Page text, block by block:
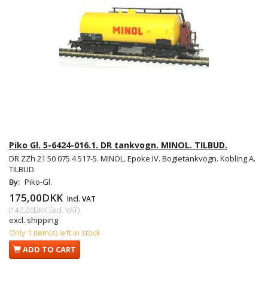
Piko Gl. 5-6424-016.1. DR tankvogn. MINOL. TILBUD.
DR ZZh 21 50 075 4 517-5. MINOL. Epoke IV. Bogietankvogn. Kobling A.
TILBUD.
By: Piko-Gl.
175,00DKK Incl. VAT
(140,00DKK Excl. VAT)
excl. shipping
Only 1 item(s) left in stock
ADD TO CART